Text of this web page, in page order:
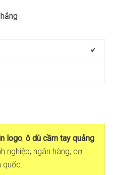
logo,ô dù cầm tay quảng
nghiệp, ngân hàng, cơ
quốc.